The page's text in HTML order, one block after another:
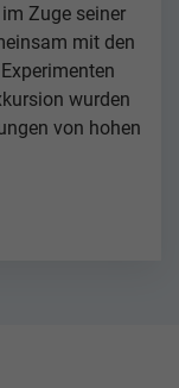
Zuge seiner
mit den
wurden
von hohen